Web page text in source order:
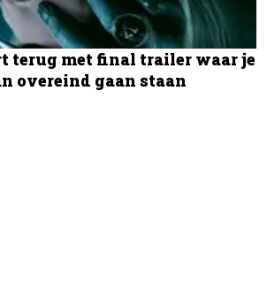
terug met final trailer waar je
overeind gaan staan